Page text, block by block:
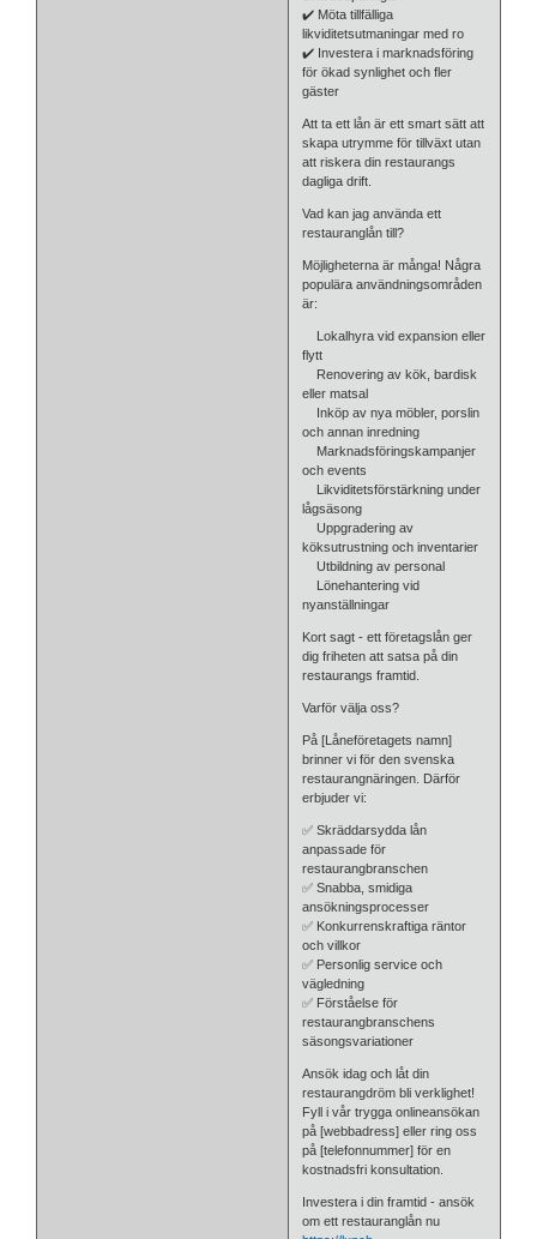
✔️ Möta tillfälliga
likviditetsutmaningar med ro
✔️ Investera i marknadsföring
för ökad synlighet och fler
gäster
Att ta ett lån är ett smart sätt att
skapa utrymme för tillväxt utan
att riskera din restaurangs
dagliga drift.
Vad kan jag använda ett
restauranglån till?
Möjligheterna är många! Några
populära användningsområden
är:
Lokalhyra vid expansion eller
flytt
Renovering av kök, bardisk
eller matsal
Inköp av nya möbler, porslin
och annan inredning
Marknadsföringskampanjer
och events
Likviditetsförstärkning under
lågsäsong
Uppgradering av
köksutrustning och inventarier
Utbildning av personal
Lönehantering vid
nyanställningar
Kort sagt - ett företagslån ger
dig friheten att satsa på din
restaurangs framtid.
Varför välja oss?
På [Låneföretagets namn]
brinner vi för den svenska
restaurangnäringen. Därför
erbjuder vi:
✅ Skräddarsydda lån
anpassade för
restaurangbranschen
✅ Snabba, smidiga
ansökningsprocesser
✅ Konkurrenskraftiga räntor
och villkor
✅ Personlig service och
vägledning
✅ Förståelse för
restaurangbranschens
säsongsvariationer
Ansök idag och låt din
restaurangdröm bli verklighet!
Fyll i vår trygga onlineansökan
på [webbadress] eller ring oss
på [telefonnummer] för en
kostnadsfri konsultation.
Investera i din framtid - ansök
om ett restauranglån nu